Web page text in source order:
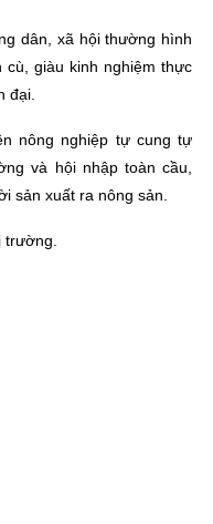
dân, xã hội thường hình
cù, giàu kinh nghiệm thực
đại.
nông nghiệp tự cung tự
và hội nhập toàn cầu,
sản xuất ra nông sản.
trường.